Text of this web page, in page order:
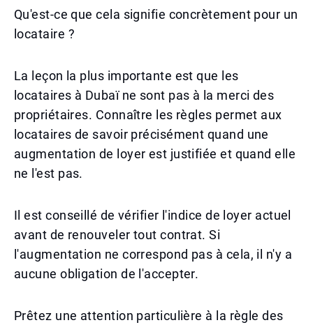
Qu'est-ce que cela signifie concrètement pour un
locataire ?
La leçon la plus importante est que les
locataires à Dubaï ne sont pas à la merci des
propriétaires. Connaître les règles permet aux
locataires de savoir précisément quand une
augmentation de loyer est justifiée et quand elle
ne l'est pas.
Il est conseillé de vérifier l'indice de loyer actuel
avant de renouveler tout contrat. Si
l'augmentation ne correspond pas à cela, il n'y a
aucune obligation de l'accepter.
Prêtez une attention particulière à la règle des